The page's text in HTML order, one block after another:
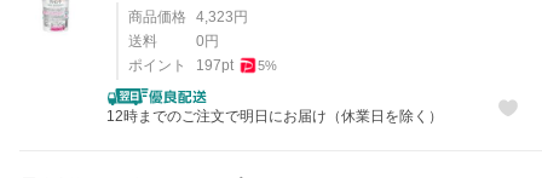
商品価格 4,323 円
送料
0 円
ポイント
197pt 5%
12時までのご注文で明日にお届け（休業日を除く）